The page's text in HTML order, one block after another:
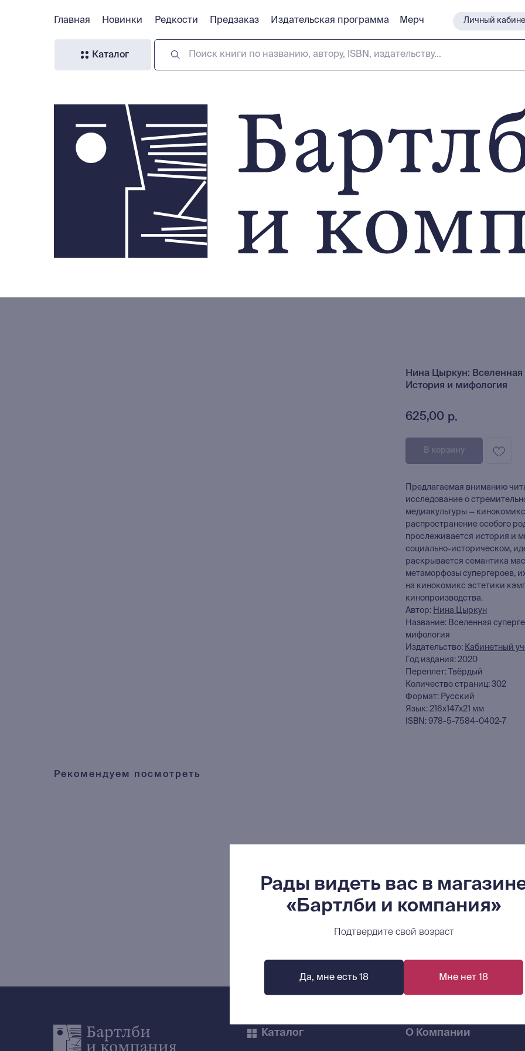
Личный
Поиск книги по названию, автору, ISBN, издательству...
Новинки Предзаказ Издательская программа Мерч
Редкости
Главная
Каталог
Личный
Новинки Предзаказ Издательская программа Мерч
Редкости
Главная
Рады видеть вас в
«Бартлби и компания»
Подтвердите свой возраст
Да, мне есть 18 Мне нет 18
Нина Цыркун:
История и мифология
625,00 р.
В корзину
Предлагаемая вниманию
исследование о
медиакультуры —
распространение особого
прослеживается история и
социально-историческом,
раскрывается семантика
метаморфозы супергероев,
на кинокомикс эстетики
кинопроизводства.
Автор: Нина Цыркун
Название: Вселенная
мифология
Издательство: Кабинетный
Год издания: 2020
Переплет: Твёрдый
Количество страниц: 302
Формат: Русский
Язык: 216x147x21 мм
ISBN: 978-5-7584-0402-7
Рекомендуем посмотреть
О Компании
Каталог